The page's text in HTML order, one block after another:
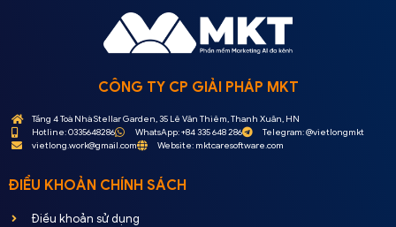
CÔNG TY CP GIẢI PHÁP MKT
Tầng 4 Toà Nhà Stellar Garden, 35 Lê Văn Thiêm, Thanh Xuân, HN
Hotline: 0335648286
WhatsApp: +84 335 648 286
Telegram: @vietlongmkt
vietlong.work@gmail.com
Website: mktcaresoftware.com
ĐIỀU KHOẢN CHÍNH SÁCH
Điều khoản sử dụng